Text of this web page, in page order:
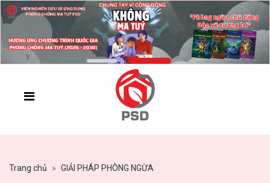
Trang chủ GIẢI PHÁP PHÒNG NGỪA